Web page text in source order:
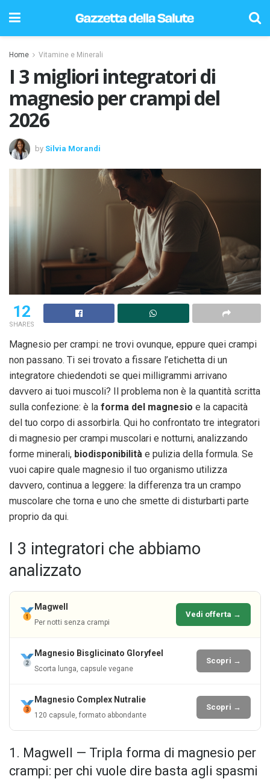
Home Vitamine e Minerali
I 3 migliori integratori di
magnesio per crampi del
2026
by Silvia Morandi
12
SHARES
Magnesio per crampi: ne trovi ovunque, eppure quei crampi
non passano. Ti sei trovato a fissare l’etichetta di un
integratore chiedendoti se quei milligrammi arrivano
davvero ai tuoi muscoli? Il problema non è la quantità scritta
sulla confezione: è la forma del magnesio e la capacità
del tuo corpo di assorbirla. Qui ho confrontato tre integratori
di magnesio per crampi muscolari e notturni, analizzando
forme minerali, biodisponibilità e pulizia della formula. Se
vuoi capire quale magnesio il tuo organismo utilizza
davvero, continua a leggere: la differenza tra un crampo
muscolare che torna e uno che smette di disturbarti parte
proprio da qui.
I 3 integratori che abbiamo
analizzato
Magwell
Per notti senza crampi
Vedi offerta →
Magnesio Bisglicinato Gloryfeel
Scorta lunga, capsule vegane
Scopri →
Magnesio Complex Nutralie
120 capsule, formato abbondante
Scopri →
1. Magwell — Tripla forma di magnesio per
crampi: per chi vuole dire basta agli spasmi